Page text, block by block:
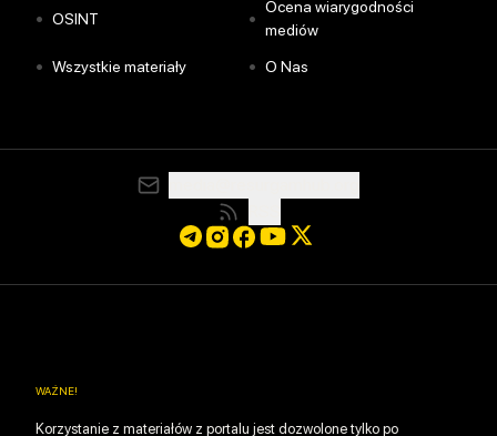
• OSINT •
Ocena wiarygodności
mediów
• Wszystkie materiały • O Nas
WAŻNE!
Korzystanie z materiałów z portalu jest dozwolone tylko po